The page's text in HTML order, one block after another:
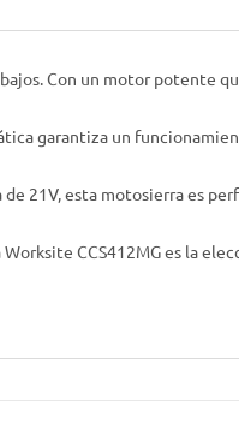
Con un motor potente
garantiza un
21V, esta motosierra es
CCS412MG es la